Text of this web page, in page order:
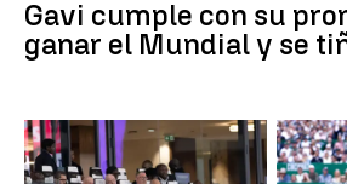
Gavi cumple con su
ganar el Mundial y se